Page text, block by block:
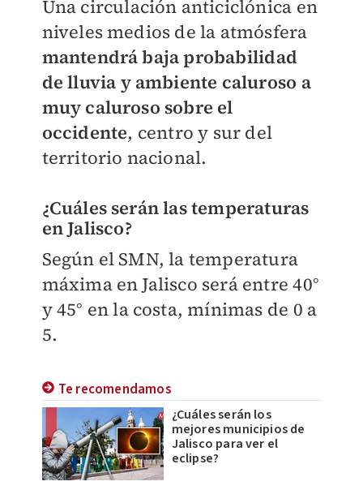
Una circulación anticiclónica en
niveles medios de la atmósfera
mantendrá baja probabilidad
de lluvia y ambiente caluroso a
muy caluroso sobre el
occidente, centro y sur del
territorio nacional.
¿Cuáles serán las temperaturas
en Jalisco?
Según el SMN, la temperatura
máxima en Jalisco será entre 40°
y 45° en la costa, mínimas de 0 a
5.
Te recomendamos
¿Cuáles serán los
mejores municipios de
Jalisco para ver el
eclipse?